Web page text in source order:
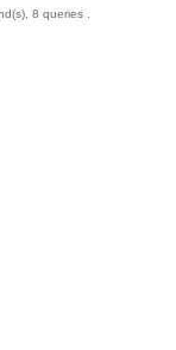
8 queries .